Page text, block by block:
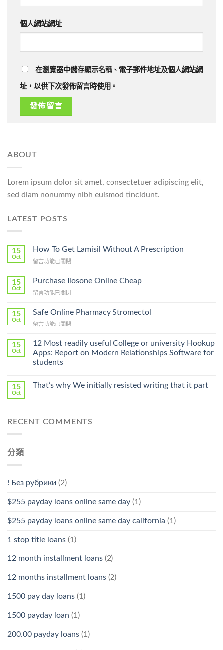
個人網站網址
在瀏覽器中儲存顯示名稱、電子郵件地址及個人網站網
址，以供下次發佈留言時使用。
ABOUT
Lorem ipsum dolor sit amet, consectetuer adipiscing elit,
sed diam nonummy nibh euismod tincidunt.
LATEST POSTS
15
Oct
How To Get Lamisil Without A Prescription
在
To
Lamisil
A
Prescription〉
留言功能已關閉
15
Oct
Purchase Ilosone Online Cheap
在
Ilosone
Cheap〉
留言功能已關閉
15
Oct
Safe Online Pharmacy Stromectol
在
Online
Pharmacy
Stromectol〉
中
留言功能已關閉
15
Oct
12 Most readily useful College or university Hookup
Apps: Report on Modern Relationships Software for
students
15
Oct
That’s why We initially resisted writing that it part
RECENT COMMENTS
分類
! Без рубрики (2)
$255 payday loans online same day (1)
$255 payday loans online same day california (1)
1 stop title loans (1)
12 month installment loans (2)
12 months installment loans (2)
1500 pay day loans (1)
1500 payday loan (1)
200.00 payday loans (1)